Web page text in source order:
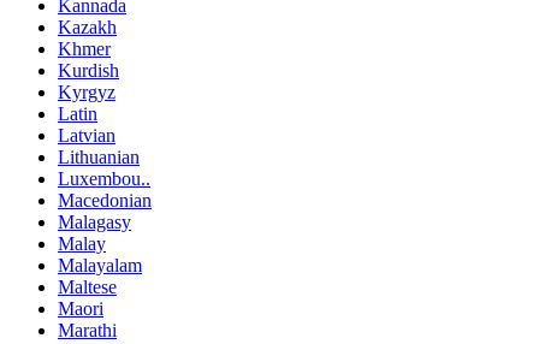
Kannada
Kazakh
Khmer
Kurdish
Kyrgyz
Latin
Latvian
Lithuanian
Luxembou..
Macedonian
Malagasy
Malay
Malayalam
Maltese
Maori
Marathi